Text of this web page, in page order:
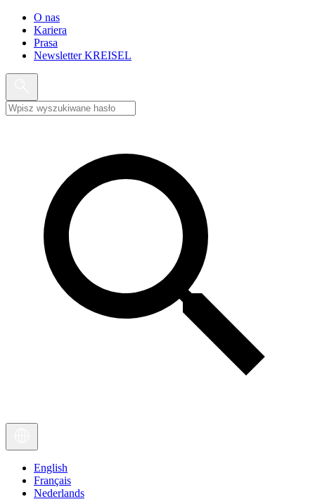
O nas
Kariera
Prasa
Newsletter KREISEL
English
Français
Nederlands